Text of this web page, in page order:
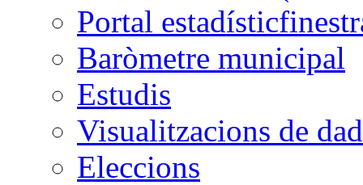
Portal estadístic
Baròmetre municipal
Estudis
Visualitzacions de
Eleccions